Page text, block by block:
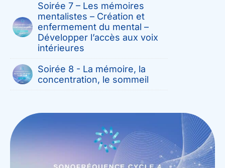
Soirée 7 – Les mémoires
mentalistes – Création et
enfermement du mental –
Développer l’accès aux voix
intérieures
Soirée 8 - La mémoire, la
concentration, le sommeil